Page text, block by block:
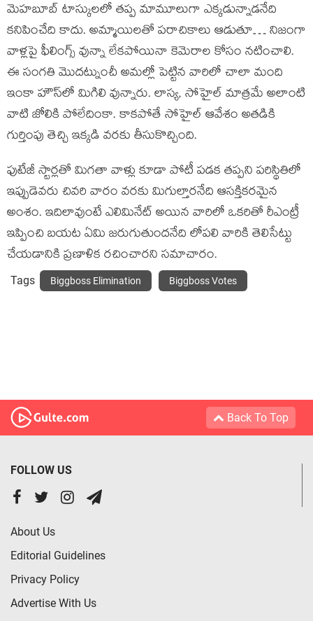
మెహబూబ్‍ టాస్కులలో తప్ప మామూలుగా ఎక్కడున్నాడనేది
కనిపించేది కాదు. అమ్మాయిలతో పరాచికాలు ఆడుతూ… నిజంగా
వాళ్లపై ఫీలింగ్స్ వున్నా లేకపోయినా కెమెరాల కోసం నటించాలి.
ఈ సంగతి మొదట్నుంచీ అమల్లో పెట్టిన వారిలో చాలా మంది
ఇంకా హౌస్‍లో మిగిలి వున్నారు. లాస్య, సోహైల్‍ మాత్రమే అలాంటి
వాటి జోలికి పోలేదింకా. కాకపోతే సోహైల్‍ ఆవేశం అతడికి
గుర్తింపు తెచ్చి ఇక్కడి వరకు తీసుకొచ్చింది.
ఫుటేజీ స్టార్లతో మిగతా వాళ్లు కూడా పోటీ పడక తప్పని పరిస్థితిలో
ఇప్పుడెవరు చివరి వారం వరకు మిగుల్తారనేది ఆసక్తికరమైన
అంశం. ఇదిలావుంటే ఎలిమినేట్‍ అయిన వారిలో ఒకరితో రీఎంట్రీ
ఇప్పించి బయట ఏమి జరుగుతుందనేది లోపలి వారికి తెలిసేట్టు
చేయడానికి ప్రణాళిక రచించారని సమాచారం.
Tags Biggboss Elimination Biggboss Votes
Back To Top
FOLLOW US
About Us
Editorial Guidelines
Privacy Policy
Advertise With Us